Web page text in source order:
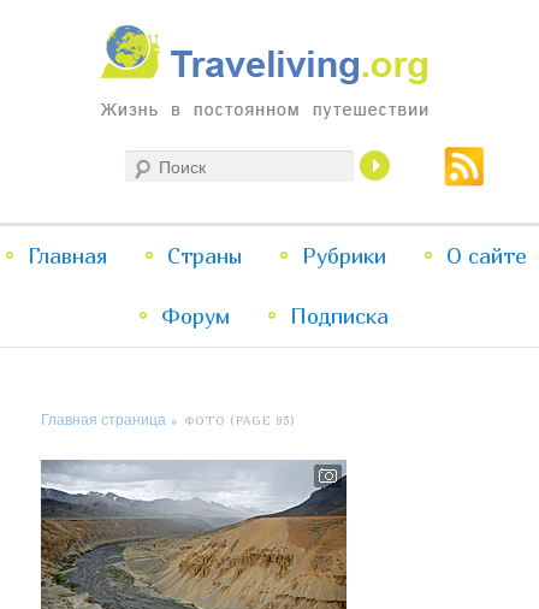
Traveliving
Жизнь в постоянном путешествии
меню
Перейти
к
Перейти
к
Главная Страны Рубрики О сайте
Форум Подписка
Главная страница » ФОТО (PAGE 95)